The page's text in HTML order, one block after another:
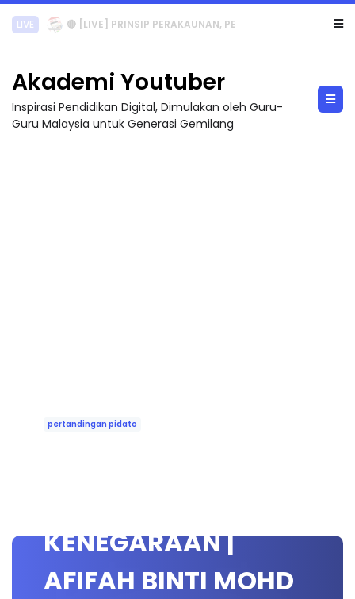
TRANSFORMASI DIGITAL GURU SIRI 7 : PAHLAWAN DIGITAL PENYELAMAT DUNIA
Akademi Youtuber
Inspirasi Pendidikan Digital, Dimulakan oleh Guru-
Guru Malaysia untuk Generasi Gemilang
pertandingan pidato
KENEGARAAN |
AFIFAH BINTI MOHD